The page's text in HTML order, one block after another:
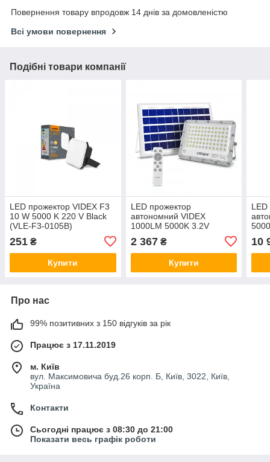
Повернення товару впродовж 14 днів за домовленістю
Всі умови повернення
Подібні товари компанії
LED прожектор VIDEX F3
10 W 5000 K 220 V Black
(VLE-F3-0105B)
251 ₴
Купити
LED прожектор
автономний VIDEX
1000LM 5000K 3.2V
2 367₴
Купити
LED
10
Про нас
99% позитивних з 150 відгуків за рік
Працює з 17.11.2019
м. Київ
вул. Максимовича буд.26 корп. Б, Київ, 3022, Київ,
Україна
Контакти
Сьогодні працює з 08:30 до 21:00
Показати весь графік роботи